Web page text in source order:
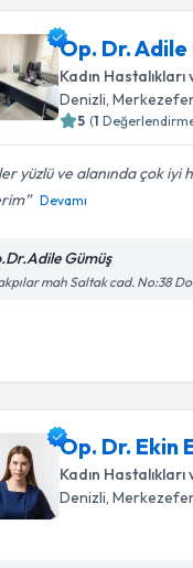
Op. Dr. Adile
Kadın
Denizli,
5 (1
yüzlü ve alanında çok iyi
Devamı
Gümüş
mah Saltak cad. No:38
Op. Dr. Ekin
Kadın
Denizli ,